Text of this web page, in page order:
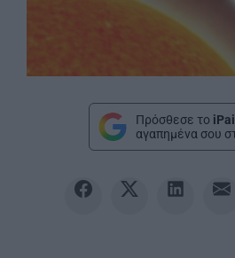
Πρόσθεσε το
αγαπημένα σου